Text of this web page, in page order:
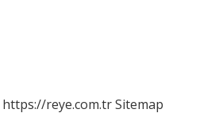
https://reye.com.trSitemap